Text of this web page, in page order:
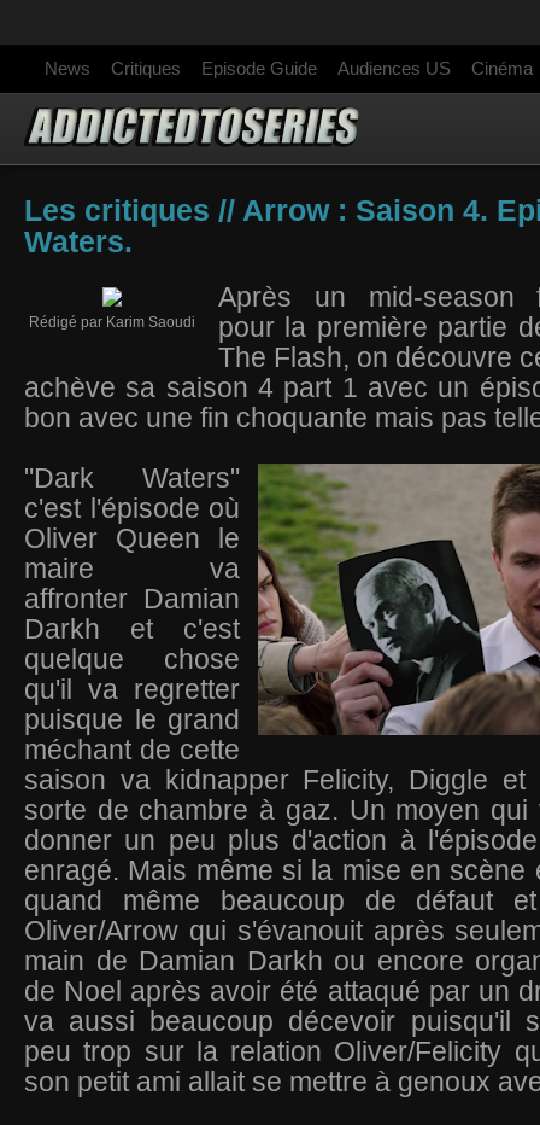
News Critiques Episode Guide Audiences US Cinéma
Les critiques // Arrow : Saison 4.
Waters.
Rédigé par Karim Saoudi
Après un mid-season
pour la première partie
The Flash, on découvre
achève sa saison 4 part 1 avec un
bon avec une fin choquante mais pas
"Dark Waters"
c'est l'épisode où
Oliver Queen le
maire va
affronter Damian
Darkh et c'est
quelque chose
qu'il va regretter
puisque le grand
méchant de cette
saison va kidnapper Felicity, Diggle
sorte de chambre à gaz. Un moyen qui
donner un peu plus d'action à
enragé. Mais même si la mise en scène
quand même beaucoup de défaut et
Oliver/Arrow qui s'évanouit après
main de Damian Darkh ou encore
de Noel après avoir été attaqué par un
va aussi beaucoup décevoir puisqu'il
peu trop sur la relation Oliver/Felicity
son petit ami allait se mettre à genoux